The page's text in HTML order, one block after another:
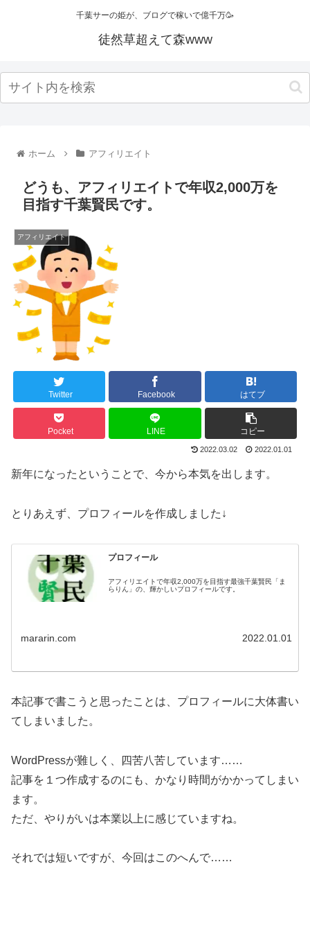
千葉サーの姫が、ブログで稼いで億千万🥳
徒然草超えて森www
ホーム アフィリエイト
どうも、アフィリエイトで年収2,000万を
目指す千葉賢民です。
アフィリエイト
Twitter Facebook はてブ
Pocket LINE コピー
2022.03.02 2022.01.01
新年になったということで、今から本気を出します。
とりあえず、プロフィールを作成しました↓
プロフィール
アフィリエイトで年収2,000万を目指す最強千葉賢民「ま
らりん」の、輝かしいプロフィールです。
mararin.com 2022.01.01
本記事で書こうと思ったことは、プロフィールに大体書い
てしまいました。
WordPressが難しく、四苦八苦しています……
記事を１つ作成するのにも、かなり時間がかかってしまい
ます。
ただ、やりがいは本業以上に感じていますね。
それでは短いですが、今回はこのへんで……